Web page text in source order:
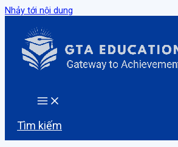
Nhảy tới nội dung
Tìm kiếm